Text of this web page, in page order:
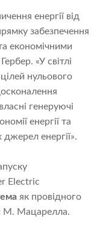
енергії від
забезпечення
економічними
«У світлі
нульового
генеруючі
енергії та
енергії».
Electric
як провідного
М. Мацарелла.